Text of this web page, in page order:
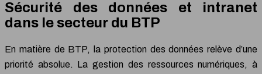
Sécurité des données et intranet
dans le secteur du BTP
En matière de BTP, la protection des données relève d’une
priorité absolue. La gestion des ressources numériques, à